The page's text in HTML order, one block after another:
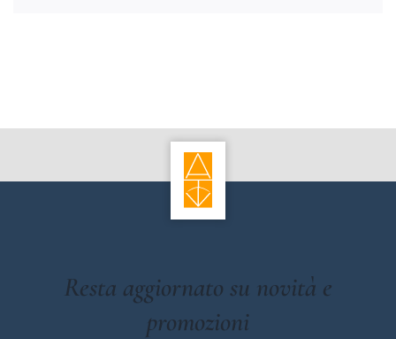
Resta aggiornato su novità e
promozioni